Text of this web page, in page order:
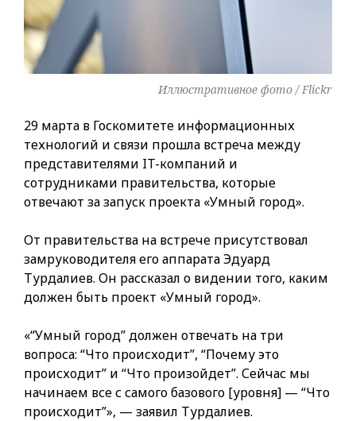
Иллюстративное фото / Flickr
29 марта в Госкомитете информационных
технологий и связи прошла встреча между
представителями IT-компаний и
сотрудниками правительства, которые
отвечают за запуск проекта «Умный город».
От правительства на встрече присутствовал
замруководителя его аппарата Эдуард
Турдалиев. Он рассказал о видении того, каким
должен быть проект «Умный город».
«“Умный город” должен отвечать на три
вопроса: “Что происходит”, “Почему это
происходит” и “Что произойдет”. Сейчас мы
начинаем все с самого базового [уровня] — “Что
происходит”», — заявил Турдалиев.